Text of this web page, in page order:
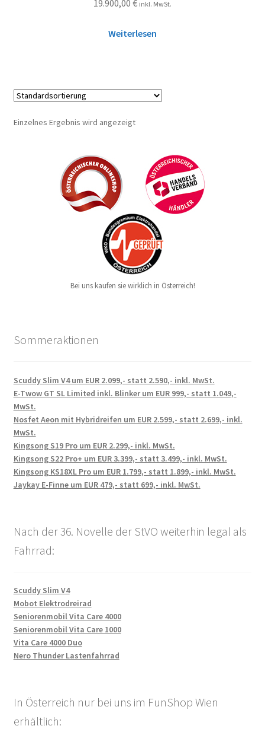
19.900,00 € inkl. MwSt.
Weiterlesen
Einzelnes Ergebnis wird angezeigt
Bei uns kaufen sie wirklich in Österreich!
Sommeraktionen
Scuddy Slim V4 um EUR 2.099,- statt 2.590,- inkl. MwSt.
E-Twow GT SL Limited inkl. Blinker um EUR 999,- statt 1.049,-
MwSt.
Nosfet Aeon mit Hybridreifen um EUR 2.599,- statt 2.699,- inkl.
MwSt.
Kingsong S19 Pro um EUR 2.299,- inkl. MwSt.
Kingsong S22 Pro+ um EUR 3.399,- statt 3.499,- inkl. MwSt.
Kingsong KS18XL Pro um EUR 1.799,- statt 1.899,- inkl. MwSt.
Jaykay E-Finne um EUR 479,- statt 699,- inkl. MwSt.
Nach der 36. Novelle der StVO weiterhin legal als
Fahrrad:
Scuddy Slim V4
Mobot Elektrodreirad
Seniorenmobil Vita Care 4000
Seniorenmobil Vita Care 1000
Vita Care 4000 Duo
Nero Thunder Lastenfahrrad
In Österreich nur bei uns im FunShop Wien
erhältlich: